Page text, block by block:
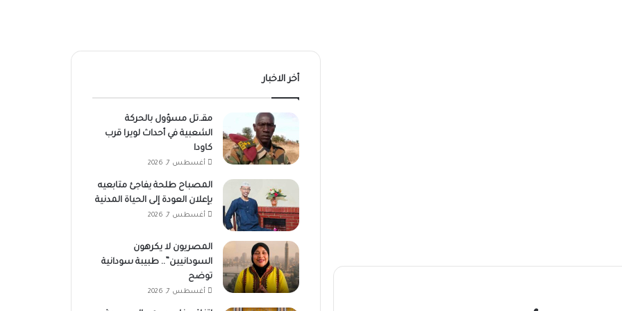
أخر الاخبار
مقـ.تل مسؤول بالحركة
الشعبية في أحداث لويرا قرب
كاودا
أغسطس 7, 2026
المصباح طلحة يفاجئ متابعيه
بإعلان العودة إلى الحياة المدنية
أغسطس 7, 2026
المصريون لا يكرهون
السودانيين”.. طبيبة سودانية
توضح
أغسطس 7, 2026